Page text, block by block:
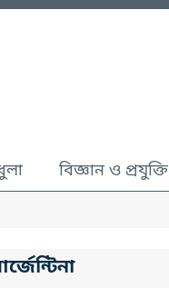
বিজ্ঞান ও প্রযুক্তি